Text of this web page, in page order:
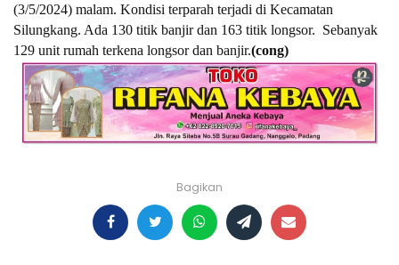
(3/5/2024) malam. Kondisi terparah terjadi di Kecamatan
Silungkang. Ada 130 titik banjir dan 163 titik longsor. Sebanyak
129 unit rumah terkena longsor dan banjir.(cong)
Bagikan